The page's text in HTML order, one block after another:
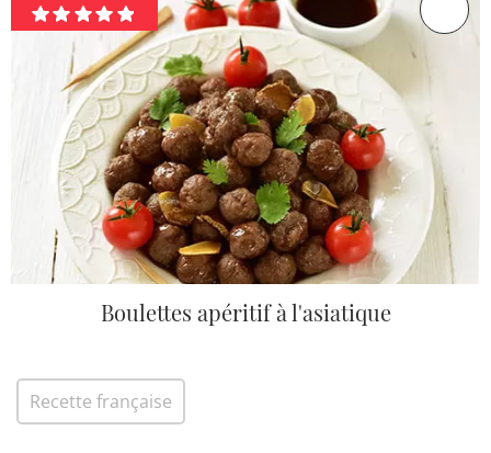
Boulettes apéritif à l'asiatique
Recette française